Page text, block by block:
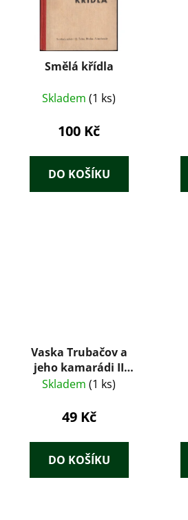
Smělá křídla
Skladem (1 ks)
100 Kč
DO KOŠÍKU
Vaska Trubačov a
jeho kamarádi II
(1957) – Valentina
Skladem (1 ks)
49 Kč
DO KOŠÍKU